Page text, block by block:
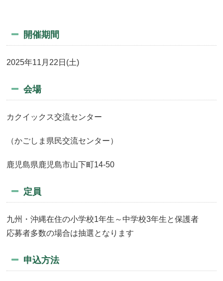
開催期間
2025年11月22日(土)
会場
カクイックス交流センター
（かごしま県民交流センター）
鹿児島県鹿児島市山下町14-50
定員
九州・沖縄在住の小学校1年生～中学校3年生と保護者
応募者多数の場合は抽選となります
申込方法